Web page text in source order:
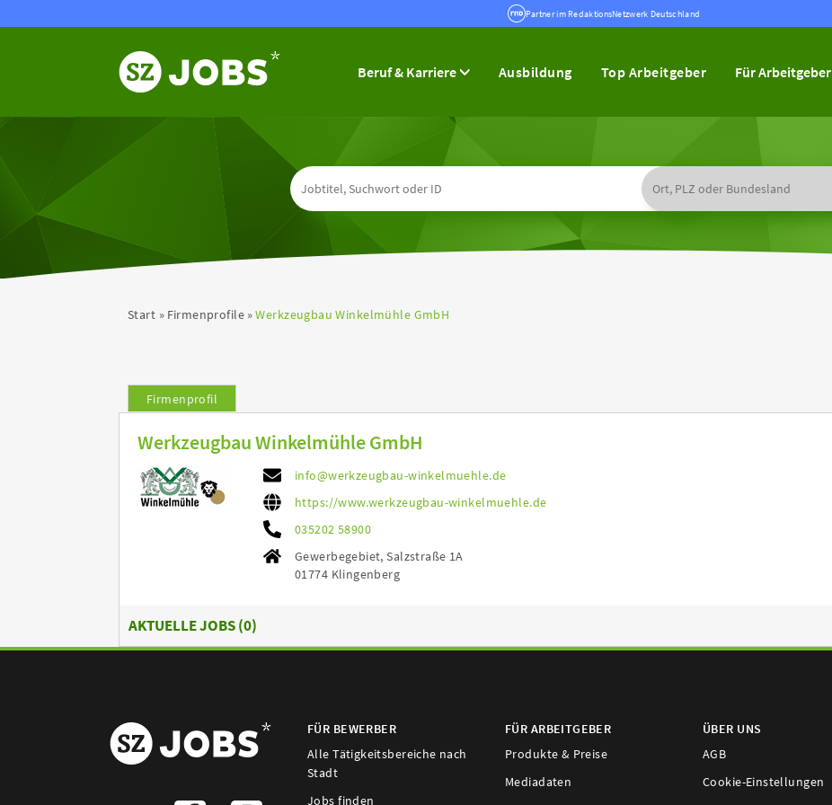
Partner im RedaktionsNetzwerk Deutschland
Beruf & Karriere Ausbildung Top Arbeitgeber Für Arbeitgeber
Start Firmenprofile Werkzeugbau Winkelmühle GmbH
Firmenprofil
Werkzeugbau Winkelmühle GmbH
info@werkzeugbau-winkelmuehle.de
https://www.werkzeugbau-winkelmuehle.de
035202 58900
Gewerbegebiet, Salzstraße 1A
01774 Klingenberg
AKTUELLE JOBS (0)
FÜR BEWERBER
Alle Tätigkeitsbereiche nach
Stadt
Jobs finden
FÜR ARBEITGEBER
Produkte & Preise
Mediadaten
ÜBER UNS
AGB
Cookie-Einstellungen